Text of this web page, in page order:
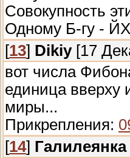
Совокупность
Одному Б-гу -
[13] Dikiy[17
вот числа
единица вверху
миры...
Прикрепления:
[14] Галилеянка